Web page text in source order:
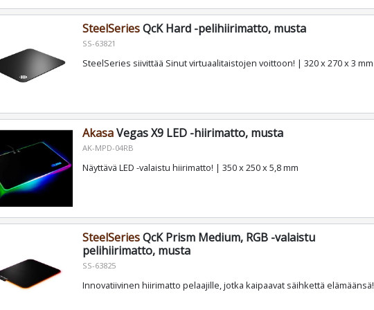
SteelSeriesQcK Hard -pelihiirimatto, musta
SS-63821
SteelSeries siivittää Sinut virtuaalitaistojen voittoon! | 320 x 270 x 3 mm
AkasaVegas X9 LED -hiirimatto, musta
AK-MPD-04RB
Näyttävä LED -valaistu hiirimatto! | 350 x 250 x 5,8 mm
SteelSeriesQcK Prism Medium, RGB -valaistu
pelihiirimatto, musta
SS-63825
Innovatiivinen hiirimatto pelaajille, jotka kaipaavat säihkettä elämäänsä!